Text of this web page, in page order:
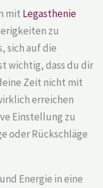
mit Legasthenie
zu
sich auf die
wichtig, dass du dir
Zeit nicht mit
erreichen
Einstellung zu
oder Rückschläge
Energie in eine